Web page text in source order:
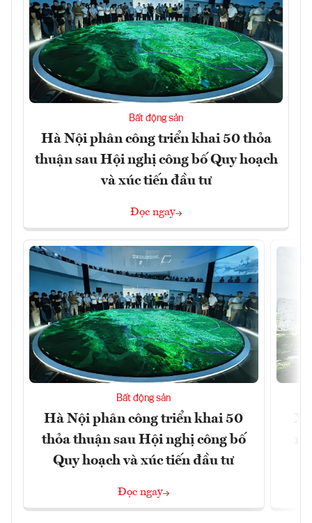
Bất động sản
Hà Nội phân công triển khai 50 thỏa
thuận sau Hội nghị công bố Quy hoạch
và xúc tiến đầu tư
Đọc ngay
Bất động sản
Hà Nội phân công triển khai 50
thỏa thuận sau Hội nghị công bố
Quy hoạch và xúc tiến đầu tư
Đọc ngay